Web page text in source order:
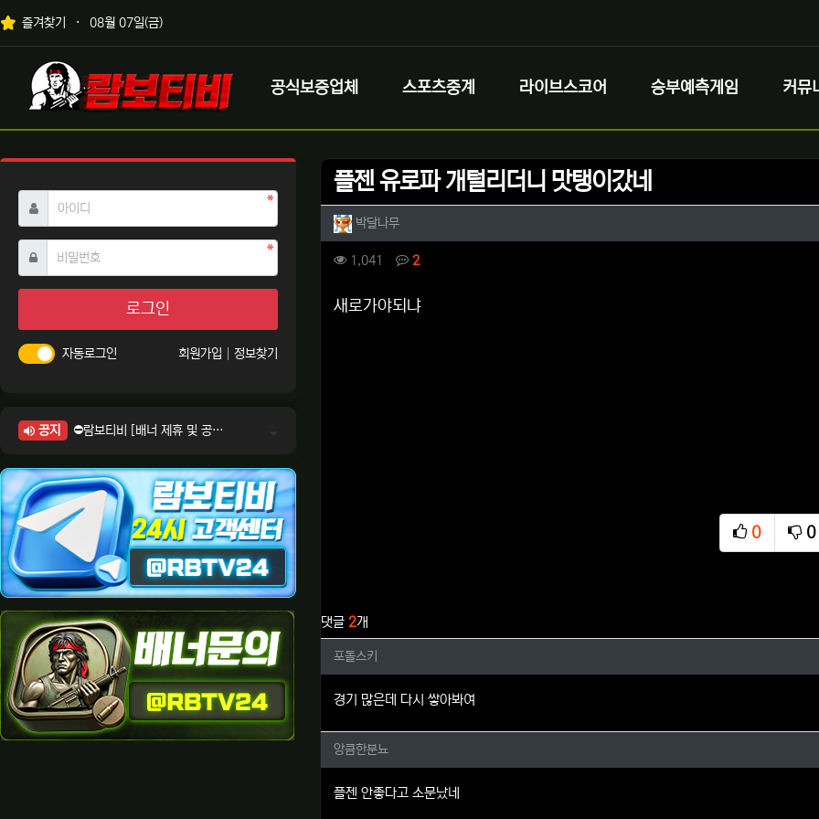
상단 네비
즐겨찾기 08월 07일(금)
메인 메뉴
로고
공식보증업체 스포츠중계 라이브스코어 승부예측게임 커뮤
플젠 유로파 개털리더니 맛탱이갔네
작성자 정보
박달나무작성
컨텐츠 정보
1,041 조회 2댓글
본문
새로가야되냐
0
추천
0
비
댓글 2개
포돌스키님의 댓글
포돌스키
경기 많은데 다시 쌓아봐여
앙큼한분뇨님의 댓글
앙큼한분뇨
플젠 안좋다고 소문났네
아이디 필수
비밀번호필수
로그인
자동로그인 회원가입 정보찾기
공지
⛔람보티비 [배너 제휴 및 공식 입점 문의 안내]
⛔람보티비 [정회원 등급UP! 안내사항]
⛔람보티비 [채팅방 이용시 주의사항]
⛔람보티비 [공식보증업체 안내]